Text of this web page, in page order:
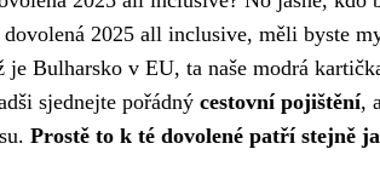
2025 all inclusive, měli byste
Bulharsko v EU, ta naše modrá
sjednejte pořádný cestovní pojištění,
Prostě to k té dovolené patří stejně